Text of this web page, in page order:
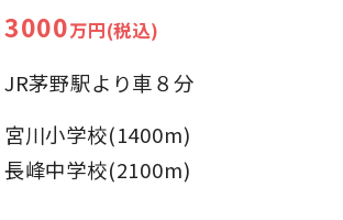
3000万円(税込)
JR茅野駅より車８分
宮川小学校(1400m)
長峰中学校(2100m)